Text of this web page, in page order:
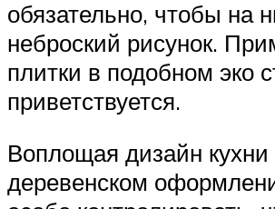
обязательно, чтобы на
неброский рисунок.
плитки в подобном эко
приветствуется.
Воплощая дизайн кухни
деревенском